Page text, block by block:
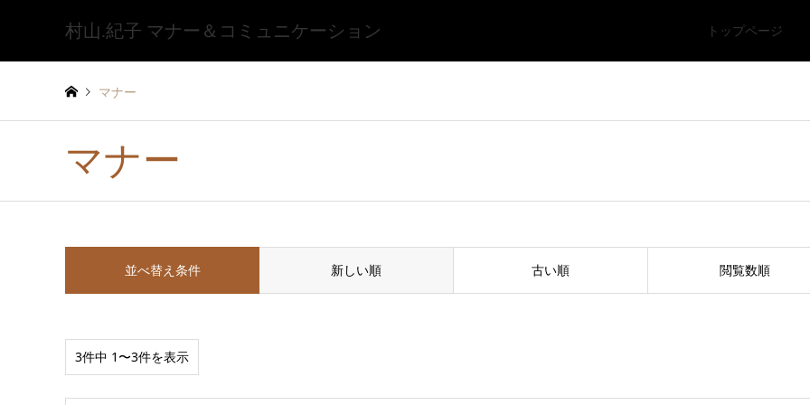
村山.紀子 マナー＆コミュニケーション トップページ
マナー
マナー
並べ替え条件 新しい順 古い順 閲覧数順
3件中 1〜3件を表示